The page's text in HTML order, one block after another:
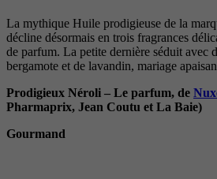
La mythique Huile prodigieuse de la
décline désormais en trois fragrances
de parfum. La petite dernière séduit avec
bergamote et de lavandin, mariage
Prodigieux Néroli – Le parfum, de
Pharmaprix, Jean Coutu et La Baie)
Gourmand